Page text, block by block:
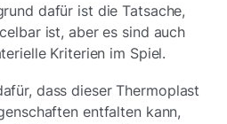
dafür ist die Tatsache,
ist, aber es sind auch
Kriterien im Spiel.
dass dieser Thermoplast
entfalten kann,